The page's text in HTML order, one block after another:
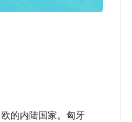
的内陆国家。匈牙